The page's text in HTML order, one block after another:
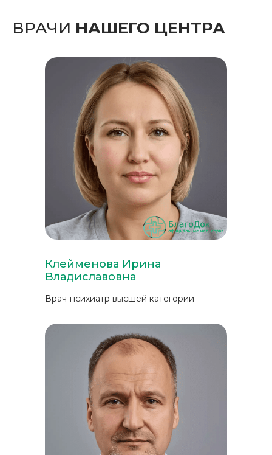
ВРАЧИ НАШЕГО ЦЕНТРА
Клейменова Ирина
Владиславовна
Врач-психиатр высшей категории